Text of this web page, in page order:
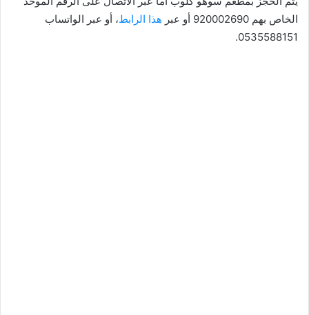
الخاص بهم 920002690 أو عبر
هذا الرابط، أو عبر الواتساب
0535588151.